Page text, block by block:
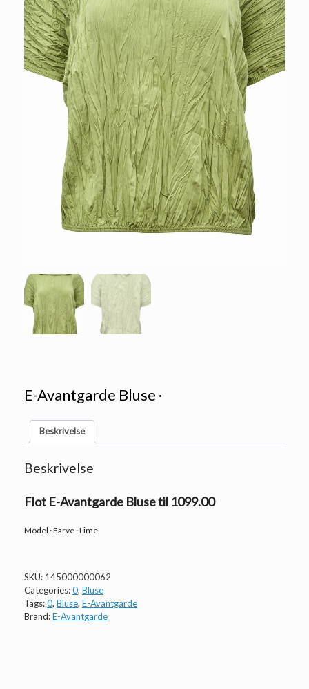
E-Avantgarde Bluse ·
Beskrivelse
Beskrivelse
Flot E-Avantgarde Bluse til 1099.00
Model · Farve · Lime
SKU: 145000000062
Categories:0, Bluse
Tags:0, Bluse, E-Avantgarde
Brand:E-Avantgarde